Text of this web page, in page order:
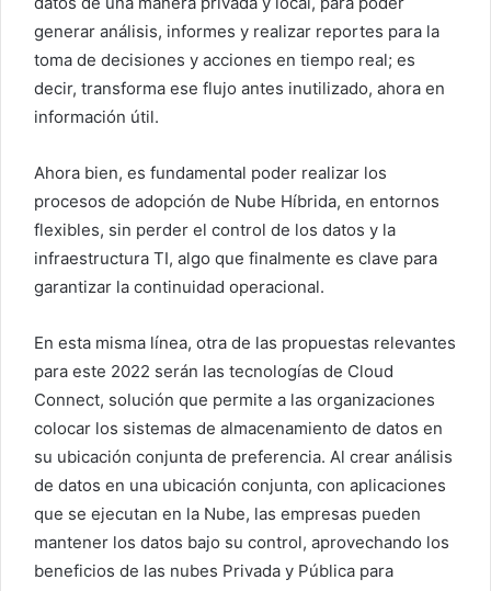
generar análisis, informes y realizar reportes para la
toma de decisiones y acciones en tiempo real; es
decir, transforma ese flujo antes inutilizado, ahora en
información útil.
Ahora bien, es fundamental poder realizar los
procesos de adopción de Nube Híbrida, en entornos
flexibles, sin perder el control de los datos y la
infraestructura TI, algo que finalmente es clave para
garantizar la continuidad operacional.
En esta misma línea, otra de las propuestas relevantes
para este 2022 serán las tecnologías de Cloud
Connect, solución que permite a las organizaciones
colocar los sistemas de almacenamiento de datos en
su ubicación conjunta de preferencia. Al crear análisis
de datos en una ubicación conjunta, con aplicaciones
que se ejecutan en la Nube, las empresas pueden
mantener los datos bajo su control, aprovechando los
beneficios de las nubes Privada y Pública para